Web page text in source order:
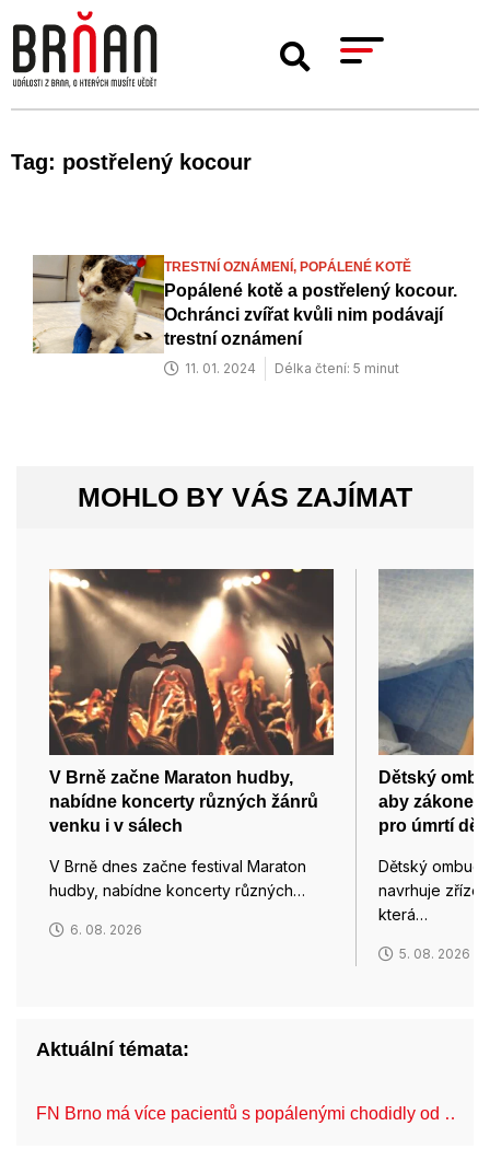
Tag: postřelený kocour
TRESTNÍ OZNÁMENÍ, POPÁLENÉ KOTĚ
Popálené kotě a postřelený kocour.
Ochránci zvířat kvůli nim podávají
trestní oznámení
11. 01. 2024 Délka čtení: 5 minut
MOHLO BY VÁS ZAJÍMAT
V Brně začne Maraton hudby,
nabídne koncerty různých žánrů
venku i v sálech
V Brně dnes začne festival Maraton
hudby, nabídne koncerty různých…
6. 08. 2026
Dětský
aby
pro úmrtí dětí
Dětský
navrhuje
která…
5. 08. 2026
Aktuální témata:
FN Brno má více pacientů s popálenými chodidly od …